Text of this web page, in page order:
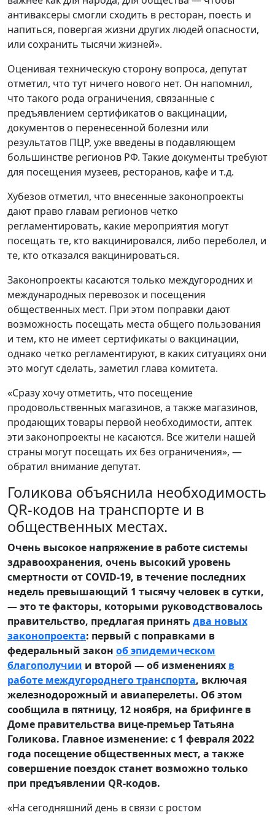
антиваксеры смогли сходить в ресторан, поесть и
напиться, повергая жизни других людей опасности,
или сохранить тысячи жизней».
Оценивая техническую сторону вопроса, депутат
отметил, что тут ничего нового нет. Он напомнил,
что такого рода ограничения, связанные с
предъявлением сертификатов о вакцинации,
документов о перенесенной болезни или
результатов ПЦР, уже введены в подавляющем
большинстве регионов РФ. Такие документы требуют
для посещения музеев, ресторанов, кафе и т.д.
Хубезов отметил, что внесенные законопроекты
дают право главам регионов четко
регламентировать, какие мероприятия могут
посещать те, кто вакцинировался, либо переболел, и
те, кто отказался вакцинироваться.
Законопроекты касаются только междугородних и
международных перевозок и посещения
общественных мест. При этом поправки дают
возможность посещать места общего пользования
и тем, кто не имеет сертификаты о вакцинации,
однако четко регламентируют, в каких ситуациях они
это могут сделать, заметил глава комитета.
«Сразу хочу отметить, что посещение
продовольственных магазинов, а также магазинов,
продающих товары первой необходимости, аптек
эти законопроекты не касаются. Все жители нашей
страны могут посещать их без ограничения», —
обратил внимание депутат.
Голикова объяснила необходимость
QR-кодов на транспорте и в
общественных местах.
Очень высокое напряжение в работе системы
здравоохранения, очень высокий уровень
смертности от COVID-19, в течение последних
недель превышающий 1 тысячу человек в сутки,
— это те факторы, которыми руководствовалось
правительство, предлагая принятьдва новых
законопроекта: первый с поправками в
федеральный закон об эпидемическом
благополучии и второй — об изменениях в
работе междугороднего транспорта, включая
железнодорожный и авиаперелеты. Об этом
сообщила в пятницу, 12 ноября, на брифинге в
Доме правительства вице-премьер Татьяна
Голикова. Главное изменение: с 1 февраля 2022
года посещение общественных мест, а также
совершение поездок станет возможно только
при предъявлении QR-кодов.
«На сегодняшний день в связи с ростом